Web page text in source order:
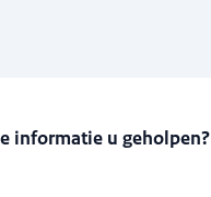
informatie u geholpen?